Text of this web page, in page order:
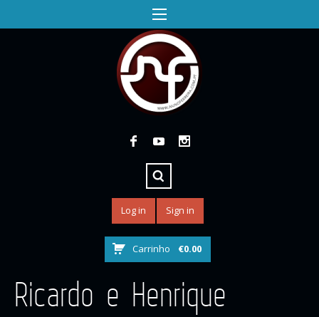
Log in Sign in
Carrinho €0.00
Ricardo e Henrique